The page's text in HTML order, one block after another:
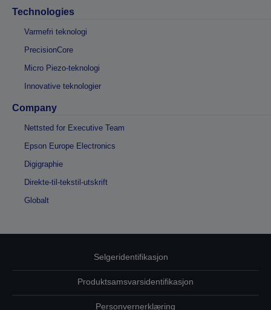
Technologies
Varmefri teknologi
PrecisionCore
Micro Piezo-teknologi
Innovative teknologier
Company
Nettsted for Executive Team
Epson Europe Electronics
Digigraphie
Direkte-til-tekstil-utskrift
Globalt
Selgeridentifikasjon
Produktsamsvarsidentifikasjon
Personvernerklæring